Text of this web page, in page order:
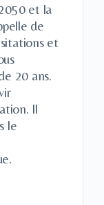
et la
de
et
20 ans.
Il
le